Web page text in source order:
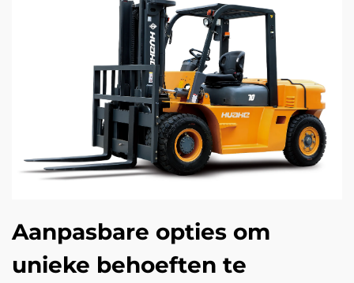
Aanpasbare opties om
unieke behoeften te